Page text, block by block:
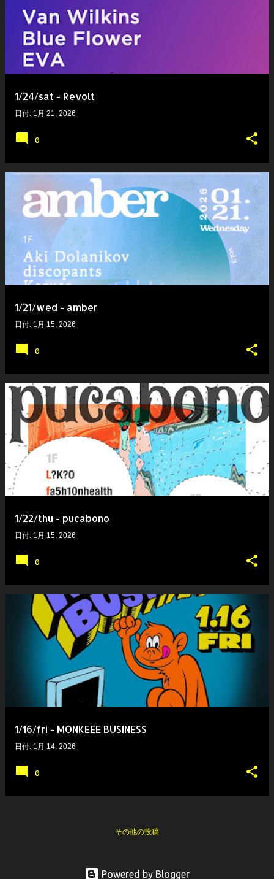
1/24/sat - Revolt
日付: 1月 21, 2026
0
1/21/wed - amber
日付: 1月 15, 2026
0
1/22/thu - pucabono
日付: 1月 15, 2026
0
1/16/fri - MONKEEE BUSINESS
日付: 1月 14, 2026
0
その他の投稿
Powered by Blogger